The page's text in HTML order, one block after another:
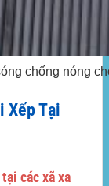
chống nóng
Xếp Tại
các xã xa